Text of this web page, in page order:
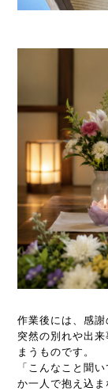
作業後には、感謝
突然の別れや出
まうものです。
「こんなこと聞
か一人で抱え込ま